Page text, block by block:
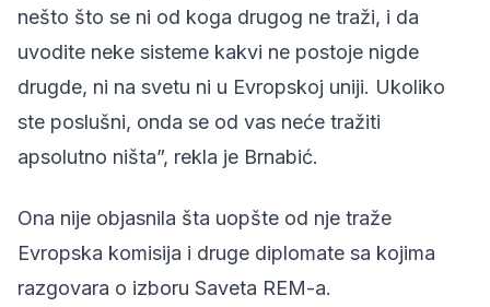
nešto što se ni od koga drugog ne traži, i da
uvodite neke sisteme kakvi ne postoje nigde
drugde, ni na svetu ni u Evropskoj uniji. Ukoliko
ste poslušni, onda se od vas neće tražiti
apsolutno ništa”, rekla je Brnabić.
Ona nije objasnila šta uopšte od nje traže
Evropska komisija i druge diplomate sa kojima
razgovara o izboru Saveta REM-a.